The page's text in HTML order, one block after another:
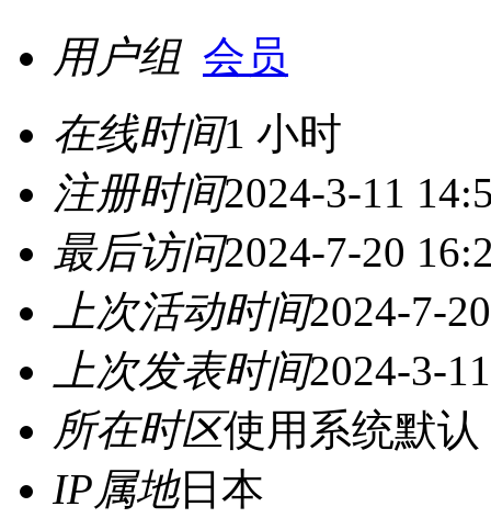
用户组 会员
在线时间1 小时
注册时间2024-3-11
最后访问2024-7-20
上次活动时间2024-7-
上次发表时间2024-3-
所在时区使用系统默认
IP属地日本